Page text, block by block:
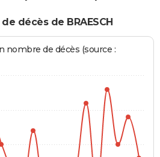
décès de BRAESCH
nombre de décès (source :